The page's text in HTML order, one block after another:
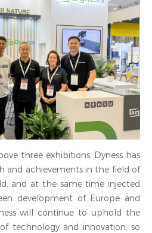
three exhibitions, Dyness has
and achievements in the field of
and at the same time injected
development of Europe and
will continue to uphold the
technology and innovation, so